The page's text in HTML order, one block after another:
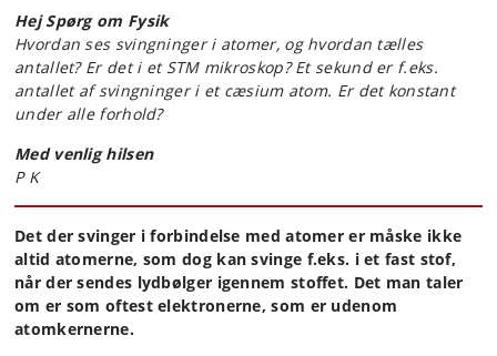
Hej Spørg om Fysik
Hvordan ses svingninger i atomer, og hvordan tælles
antallet? Er det i et STM mikroskop?Et sekund er f.eks.
antallet af svingninger i et cæsium atom. Er det konstant
under alle forhold?
Med venlig hilsen
P K
Det der svinger i forbindelse med atomer er måske ikke
altid atomerne, som dog kan svinge f.eks. i et fast stof,
når der sendes lydbølger igennem stoffet. Det man taler
om er som oftest elektronerne, som er udenom
atomkernerne.